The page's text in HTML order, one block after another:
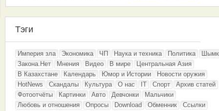
Тэги
Империя зла Экономика ЧП Наука и техника Политика
Закона.Нет
Мнения Видео В мире
Центральная Азия
В Казахстане
Календарь Юмор и Истории
Новости оружия
HotNews
Скандалы Культура О нас IT Спорт
Архив статей
Фотоотчёты
Картинки Авто Девчонки
Мальчики
Любовь и отношения
Опросы Download Обменник
Ссылки